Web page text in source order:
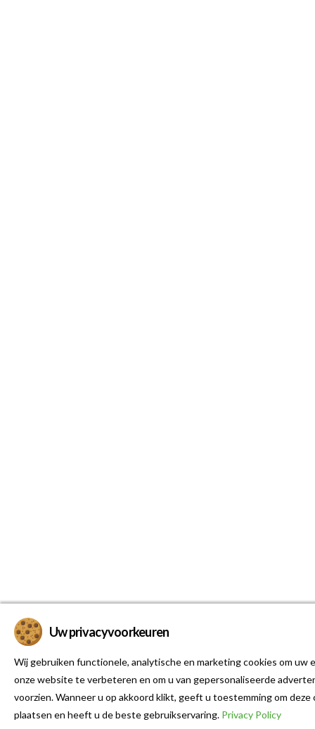
Uw privacyvoorkeuren
Wij gebruiken functionele, analytische en marketing cookies om uw
onze website te verbeteren en om u van gepersonaliseerde
voorzien. Wanneer u op akkoord klikt, geeft u toestemming om deze
plaatsen en heeft u de beste gebruikservaring. Privacy Policy